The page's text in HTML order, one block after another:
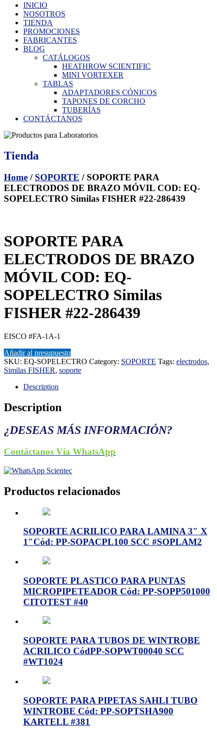
INICIO
NOSOTROS
TIENDA
PROMOCIONES
FABRICANTES
BLOG
CATÁLOGOS
HEATHROW SCIENTIFIC
MINI VORTEXER
TABLAS
ADAPTADORES CÓNICOS
TAPONES DE CORCHO
TUBERÍAS
CONTÁCTANOS
Tienda
Home / SOPORTE / SOPORTE PARA
ELECTRODOS DE BRAZO MÓVIL COD: EQ-
SOPELECTRO Similas FISHER #22-286439
SOPORTE PARA
ELECTRODOS DE BRAZO
MÓVIL COD: EQ-
SOPELECTRO Similas
FISHER #22-286439
EISCO #FA-1A-1
Añadir al presupuesto
SKU: EQ-SOPELECTRO Category: SOPORTE Tags: electrodos,
Similas FISHER, soporte
Description
Description
¿DESEAS MÁS INFORMACIÓN?
Contáctanos Vía WhatsApp
Productos relacionados
SOPORTE ACRILICO PARA LAMINA 3″ X
1″Cód: PP-SOPACPL100 SCC #SOPLAM2
SOPORTE PLASTICO PARA PUNTAS
MICROPIPETEADOR Cód: PP-SOPP501000
CITOTEST #40
SOPORTE PARA TUBOS DE WINTROBE
ACRILICO CódPP-SOPWT00040 SCC
#WT1024
SOPORTE PARA PIPETAS SAHLI TUBO
WINTROBE Cód: PP-SOPTSHA900
KARTELL #381